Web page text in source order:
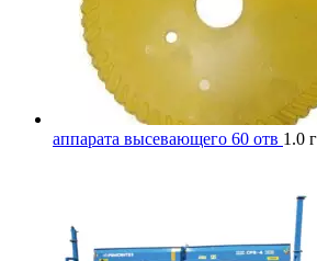
аппарата высевающего 60 отв 1.0